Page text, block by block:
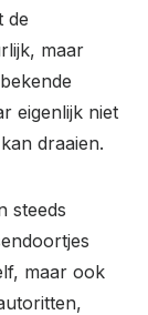
de
maar
eigenlijk niet
draaien.
steeds
maar ook